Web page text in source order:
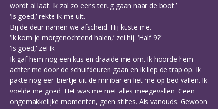
wordt al laat. Ik zal zo eens terug gaan naar de boot.’
‘Is goed,’ rekte ik me uit.
Bij de deur namen we afscheid. Hij kuste me.
‘Ik kom je morgenochtend halen,’ zei hij. ‘Half 9?’
‘Is goed,’ zei ik.
Ik gaf hem nog een kus en draaide me om. Ik hoorde hem
achter me door de schuifdeuren gaan en ik liep de trap op. Ik
pakte nog een biertje uit de minibar en liet me op bed vallen. Ik
voelde me goed. Het was me met alles meegevallen. Geen
ongemakkelijke momenten, geen stiltes. Als vanouds. Gewoon